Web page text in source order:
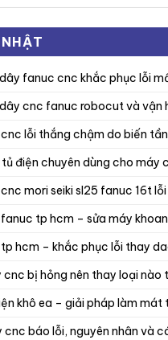
fanuc cnc khắc phục lỗi
dây cnc fanuc robocut và vận
cnc lỗi thắng chậm do biến tần
tủ điện chuyên dùng cho máy
cnc mori seiki sl25 fanuc 16t
fanuc tp hcm – sửa máy
tp hcm – khắc phục lỗi thay
cnc bị hỏng nên thay loại nào
khô ea – giải pháp làm mát
cnc báo lỗi, nguyên nhân và